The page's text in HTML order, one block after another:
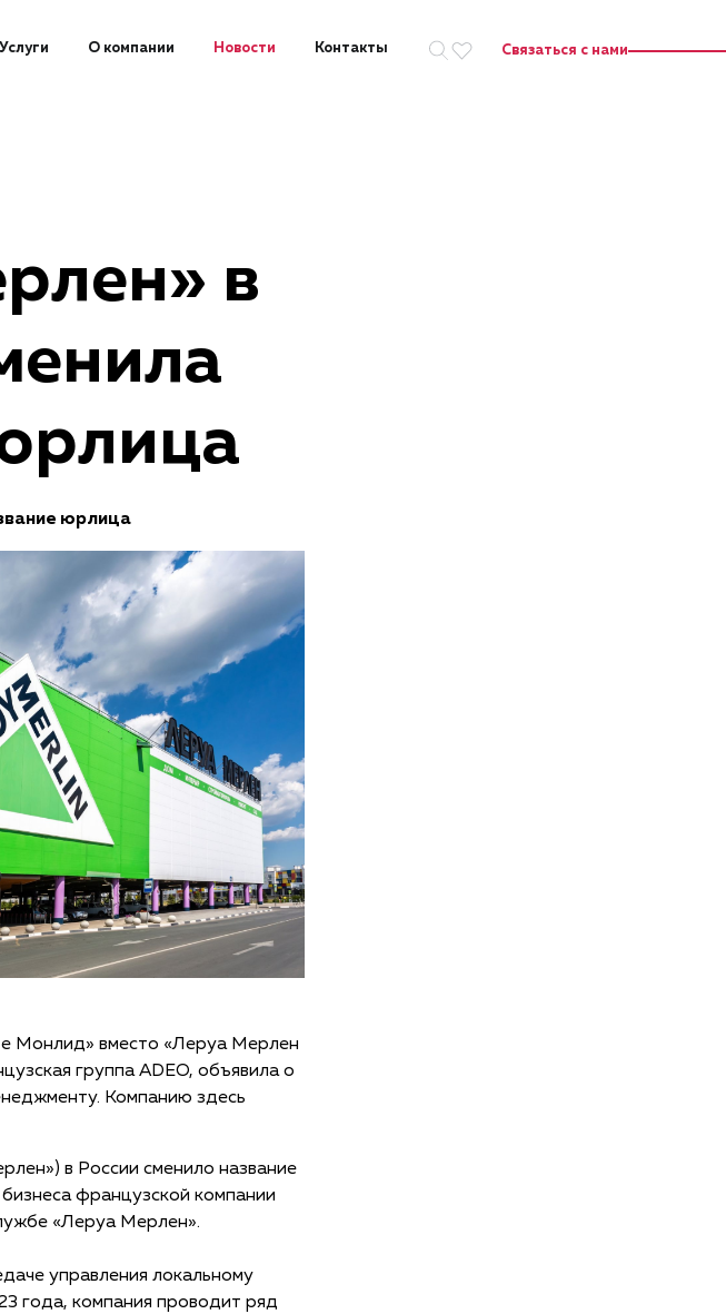
Услуги О компании Новости Контакты
Искать на сайте
Связаться с нами
в
юрлица
Монлид» вместо «Леруа Мерлен
группа ADEO, объявила о
Компанию здесь
в России сменило название
французской компании
«Леруа Мерлен».
управления локальному
года, компания проводит ряд